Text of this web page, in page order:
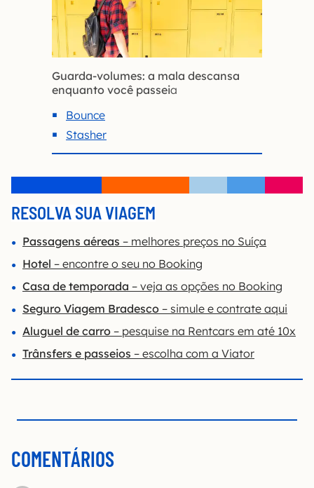
Guarda-volumes: a mala descansa
enquanto você passeia
Bounce
Stasher
RESOLVA SUA VIAGEM
Passagens aéreas – melhores preços no Suíça
Hotel – encontre o seu no Booking
Casa de temporada – veja as opções no Booking
Seguro Viagem Bradesco – simule e contrate aqui
Aluguel de carro – pesquise na Rentcars em até 10x
Trânsfers e passeios – escolha com a Viator
COMENTÁRIOS